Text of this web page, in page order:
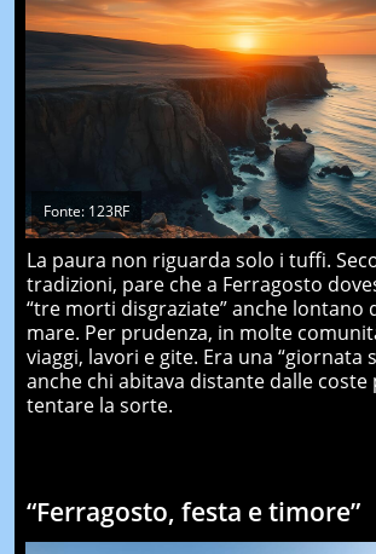
Fonte: 123RF
La paura non riguarda solo i tuffi.
tradizioni, pare che a Ferragosto
“tre morti disgraziate” anche lontano
mare. Per prudenza, in molte
viaggi, lavori e gite. Era una “giornata
anche chi abitava distante dalle coste
tentare la sorte.
“Ferragosto, festa e timore”